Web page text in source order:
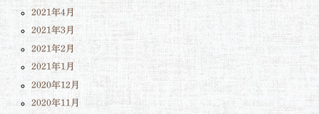
2021年4月
2021年3月
2021年2月
2021年1月
2020年12月
2020年11月